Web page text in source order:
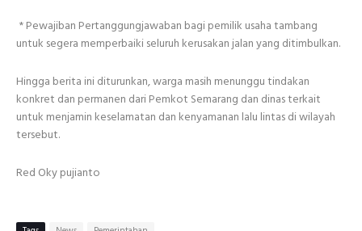
* Pewajiban Pertanggungjawaban bagi pemilik usaha tambang
untuk segera memperbaiki seluruh kerusakan jalan yang ditimbulkan.
Hingga berita ini diturunkan, warga masih menunggu tindakan
konkret dan permanen dari Pemkot Semarang dan dinas terkait
untuk menjamin keselamatan dan kenyamanan lalu lintas di wilayah
tersebut.
Red Oky pujianto